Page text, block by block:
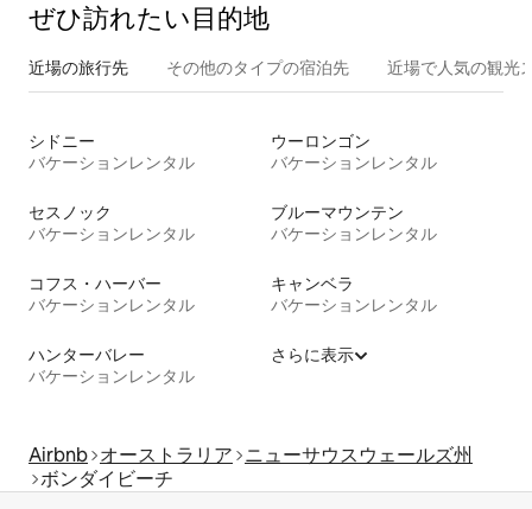
ぜひ訪⁠れ⁠た⁠い目⁠的⁠地
近場の旅行先 その他のタ⁠イ⁠プ⁠の宿⁠泊⁠先 近場で人気の観光
シドニー
バケーションレンタル
ウーロンゴン
バケーションレンタル
セスノック
バケーションレンタル
ブルーマウンテン
バケーションレンタル
コフス・ハーバー
バケーションレンタル
キャンベラ
バケーションレンタル
ハンターバレー
バケーションレンタル
さらに表示
Airbnb オーストラリア ニューサウスウェールズ州
ボンダイビーチ